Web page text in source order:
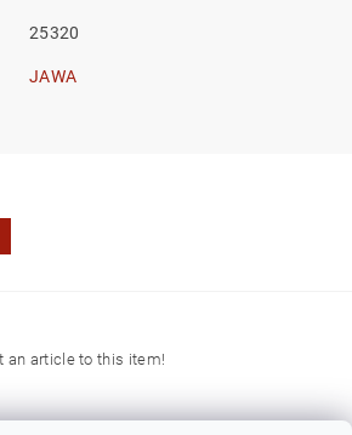
25320
JAWA
an article to this item!